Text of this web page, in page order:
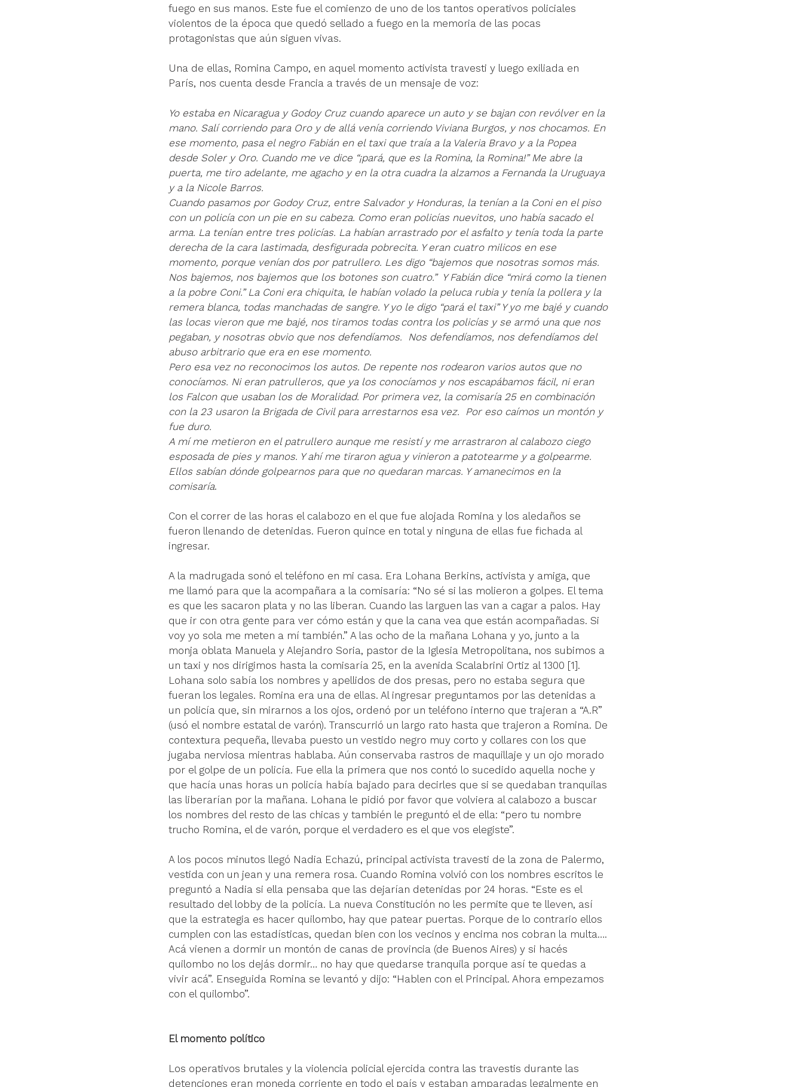
fuego en sus manos. Este fue el comienzo de uno de los tantos operativos policiales
violentos de la época que quedó sellado a fuego en la memoria de las pocas
protagonistas que aún siguen vivas.
Una de ellas, Romina Campo, en aquel momento activista travesti y luego exiliada en
París, nos cuenta desde Francia a través de un mensaje de voz:
Yo estaba en Nicaragua y Godoy Cruz cuando aparece un auto y se bajan con revólver en la
mano. Salí corriendo para Oro y de allá venía corriendo Viviana Burgos, y nos chocamos. En
ese momento, pasa el negro Fabián en el taxi que traía a la Valeria Bravo y a la Popea
desde Soler y Oro. Cuando me ve dice “¡pará, que es la Romina, la Romina!” Me abre la
puerta, me tiro adelante, me agacho y en la otra cuadra la alzamos a Fernanda la Uruguaya
y a la Nicole Barros.
Cuando pasamos por Godoy Cruz, entre Salvador y Honduras, la tenían a la Coni en el piso
con un policía con un pie en su cabeza. Como eran policías nuevitos, uno había sacado el
arma. La tenían entre tres policías. La habían arrastrado por el asfalto y tenía toda la parte
derecha de la cara lastimada, desfigurada pobrecita. Y eran cuatro milicos en ese
momento, porque venían dos por patrullero. Les digo “bajemos que nosotras somos más.
Nos bajemos, nos bajemos que los botones son cuatro.”  Y Fabián dice “mirá como la tienen
a la pobre Coni.” La Coni era chiquita, le habían volado la peluca rubia y tenía la pollera y la
remera blanca, todas manchadas de sangre. Y yo le digo “pará el taxi” Y yo me bajé y cuando
las locas vieron que me bajé, nos tiramos todas contra los policías y se armó una que nos
pegaban, y nosotras obvio que nos defendíamos.  Nos defendíamos, nos defendíamos del
abuso arbitrario que era en ese momento.
Pero esa vez no reconocimos los autos. De repente nos rodearon varios autos que no
conocíamos. Ni eran patrulleros, que ya los conocíamos y nos escapábamos fácil, ni eran
los Falcon que usaban los de Moralidad. Por primera vez, la comisaría 25 en combinación
con la 23 usaron la Brigada de Civil para arrestarnos esa vez.  Por eso caímos un montón y
fue duro.
A mí me metieron en el patrullero aunque me resistí y me arrastraron al calabozo ciego
esposada de pies y manos. Y ahí me tiraron agua y vinieron a patotearme y a golpearme.
Ellos sabían dónde golpearnos para que no quedaran marcas. Y amanecimos en la
comisaría.
Con el correr de las horas el calabozo en el que fue alojada Romina y los aledaños se
fueron llenando de detenidas. Fueron quince en total y ninguna de ellas fue fichada al
ingresar.
A la madrugada sonó el teléfono en mi casa. Era Lohana Berkins, activista y amiga, que
me llamó para que la acompañara a la comisaría: “No sé si las molieron a golpes. El tema
es que les sacaron plata y no las liberan. Cuando las larguen las van a cagar a palos. Hay
que ir con otra gente para ver cómo están y que la cana vea que están acompañadas. Si
voy yo sola me meten a mí también.” A las ocho de la mañana Lohana y yo, junto a la
monja oblata Manuela y Alejandro Soria, pastor de la Iglesia Metropolitana, nos subimos a
un taxi y nos dirigimos hasta la comisaría 25, en la avenida Scalabrini Ortiz al 1300 [1].
Lohana solo sabía los nombres y apellidos de dos presas, pero no estaba segura que
fueran los legales. Romina era una de ellas. Al ingresar preguntamos por las detenidas a
un policía que, sin mirarnos a los ojos, ordenó por un teléfono interno que trajeran a “A.R”
(usó el nombre estatal de varón). Transcurrió un largo rato hasta que trajeron a Romina. De
contextura pequeña, llevaba puesto un vestido negro muy corto y collares con los que
jugaba nerviosa mientras hablaba. Aún conservaba rastros de maquillaje y un ojo morado
por el golpe de un policía. Fue ella la primera que nos contó lo sucedido aquella noche y
que hacía unas horas un policía había bajado para decirles que si se quedaban tranquilas
las liberarían por la mañana. Lohana le pidió por favor que volviera al calabozo a buscar
los nombres del resto de las chicas y también le preguntó el de ella: “pero tu nombre
trucho Romina, el de varón, porque el verdadero es el que vos elegiste”.
A los pocos minutos llegó Nadia Echazú, principal activista travesti de la zona de Palermo,
vestida con un jean y una remera rosa. Cuando Romina volvió con los nombres escritos le
preguntó a Nadia si ella pensaba que las dejarían detenidas por 24 horas. “Este es el
resultado del lobby de la policía. La nueva Constitución no les permite que te lleven, así
que la estrategia es hacer quilombo, hay que patear puertas. Porque de lo contrario ellos
cumplen con las estadísticas, quedan bien con los vecinos y encima nos cobran la multa….
Acá vienen a dormir un montón de canas de provincia (de Buenos Aires) y si hacés
quilombo no los dejás dormir… no hay que quedarse tranquila porque así te quedas a
vivir acá”. Enseguida Romina se levantó y dijo: “Hablen con el Principal. Ahora empezamos
con el quilombo”.
El momento político
Los operativos brutales y la violencia policial ejercida contra las travestis durante las
detenciones eran moneda corriente en todo el país y estaban amparadas legalmente en